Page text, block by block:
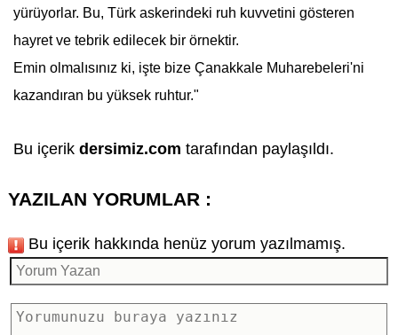
yürüyorlar. Bu, Türk askerindeki ruh kuvvetini gösteren
hayret ve tebrik edilecek bir örnektir.
Emin olmalısınız ki, işte bize ÇanakkaleMuharebeleri'ni
kazandıran bu yüksek ruhtur."
Bu içerik dersimiz.com tarafından paylaşıldı.
YAZILAN YORUMLAR :
Bu içerik hakkında henüz yorum yazılmamış.